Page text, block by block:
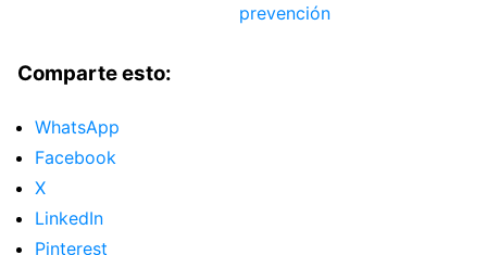
prevención
Comparte esto:
WhatsApp
Facebook
X
LinkedIn
Pinterest